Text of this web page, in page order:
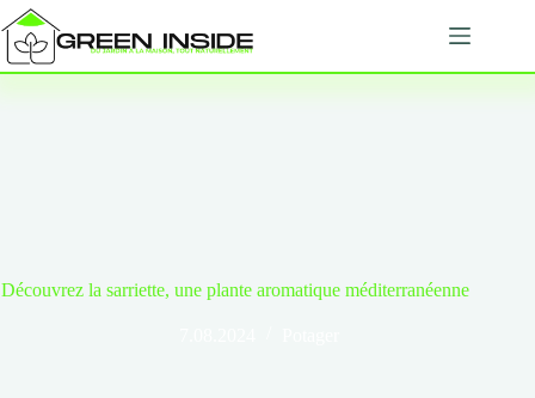
Passer
au
contenu
Découvrez la sarriette, une plante aromatique méditerranéenne